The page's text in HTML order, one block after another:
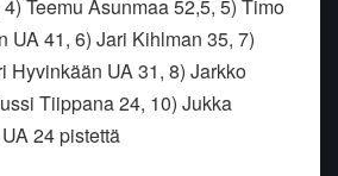
Teemu Asunmaa 52,5, 5) Timo
UA 41, 6) Jari Kihlman 35, 7)
Hyvinkään UA 31, 8) Jarkko
Tiippana 24, 10) Jukka
24 pistettä